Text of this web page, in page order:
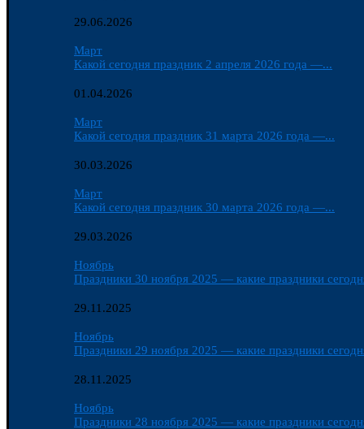
29.06.2026
Март
Какой сегодня праздник 2 апреля 2026 года —...
01.04.2026
Март
Какой сегодня праздник 31 марта 2026 года —...
30.03.2026
Март
Какой сегодня праздник 30 марта 2026 года —...
29.03.2026
Ноябрь
Праздники 30 ноября 2025 — какие праздники
29.11.2025
Ноябрь
Праздники 29 ноября 2025 — какие праздники
28.11.2025
Ноябрь
Праздники 28 ноября 2025 — какие праздники